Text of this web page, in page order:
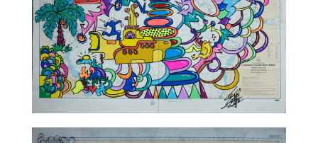
TALC02-04 – Leloluce